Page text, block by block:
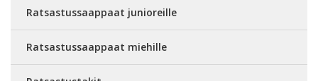
Ratsastussaappaat junioreille
Ratsastussaappaat miehille